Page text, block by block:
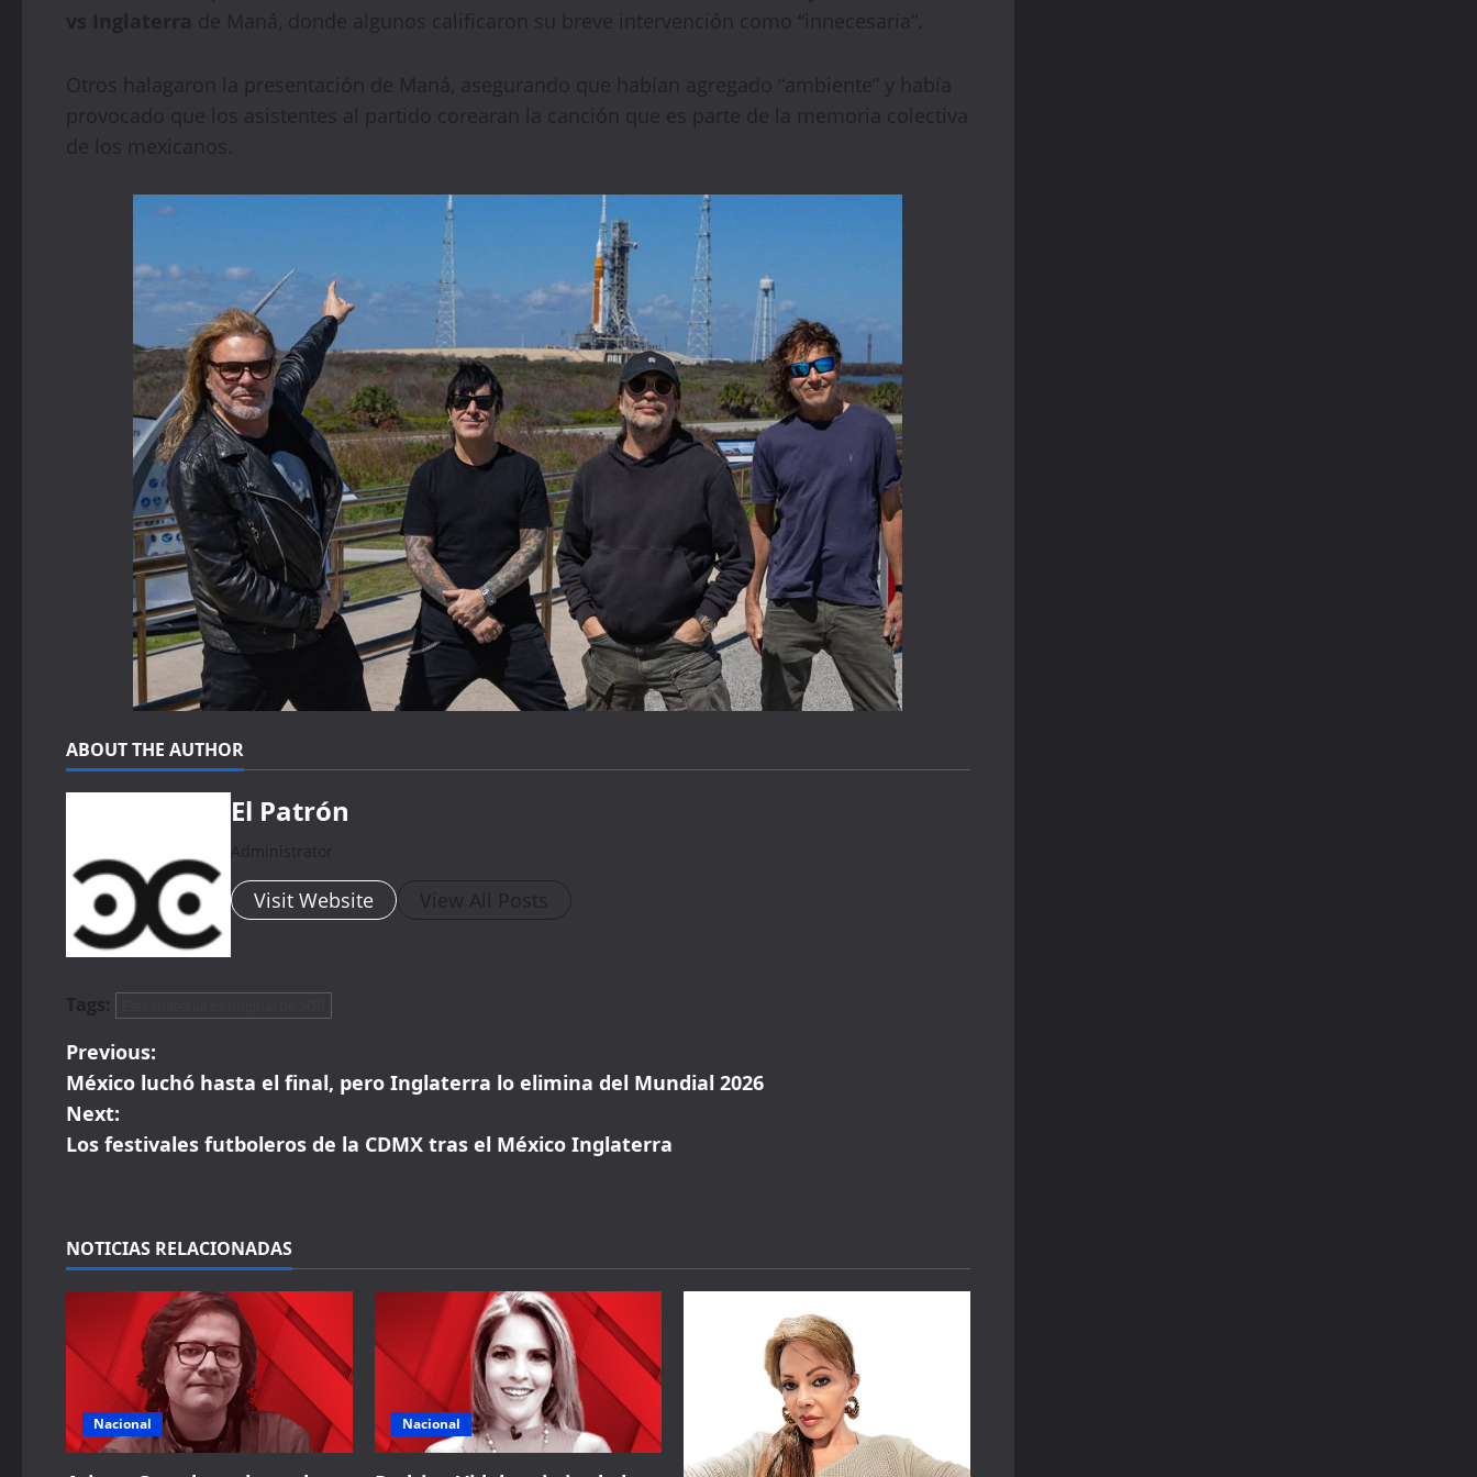
vs Inglaterra de Maná, donde algunos calificaron su breve intervención como “innecesaria”.
Otros halagaron la presentación de Maná, asegurando que habían agregado “ambiente” y había
provocado que los asistentes al partido corearan la canción que es parte de la memoria colectiva
de los mexicanos.
ABOUT THE AUTHOR
El Patrón
Administrator
Visit Website View All Posts
Tags:
P
o
s
n
a
v
g
Previous:
México luchó hasta el final, pero Inglaterra lo elimina del Mundial 2026
Next:
Los festivales futboleros de la CDMX tras el México Inglaterra
NOTICIAS RELACIONADAS
Nacional Nacional
1,729 people booked today
Book with Discount →
* Offer valid for first-time bookings up to $3,000. Applies to all payment
cards. Limited availability.